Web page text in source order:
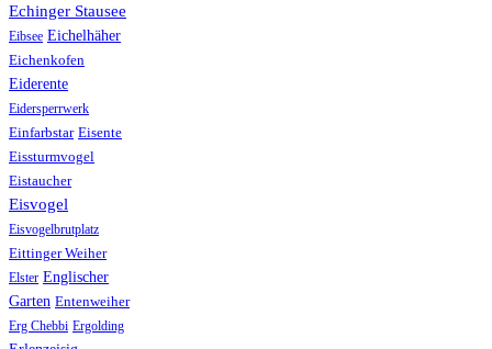
Echinger Stausee
Eibsee Eichelhäher
Eichenkofen
Eiderente
Eidersperrwerk
Einfarbstar Eisente
Eissturmvogel
Eistaucher
Eisvogel
Eisvogelbrutplatz
Eittinger Weiher
Elster Englischer
Garten Entenweiher
Erg Chebbi Ergolding